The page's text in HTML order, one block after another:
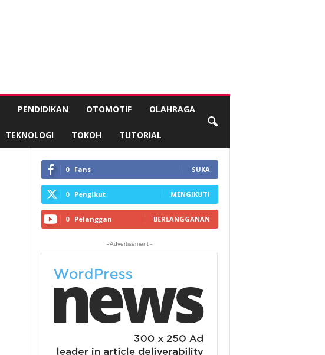
PENDIDIKAN OTOMOTIF OLAHRAGA
TEKNOLOGI TOKOH TUTORIAL
0 Fans SUKA
0 Pengikut MENGIKUTI
0 Pelanggan BERLANGGANAN
- Advertisement -